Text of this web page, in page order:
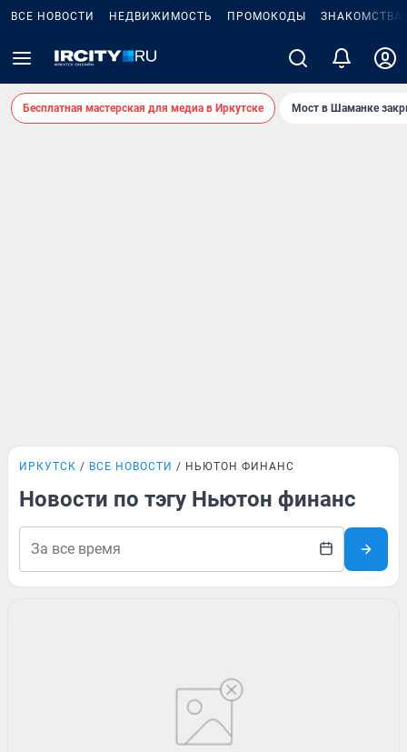
ВСЕ НОВОСТИ НЕДВИЖИМОСТЬ ПРОМОКОДЫ ЗНАКОМСТВА
Бесплатная мастерская для медиа в Иркутске Мост в Шаманке
ИРКУТСК ВСЕ НОВОСТИ НЬЮТОН ФИНАНС
Новости по тэгу Ньютон финанс